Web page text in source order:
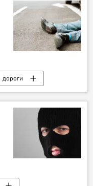
дороги